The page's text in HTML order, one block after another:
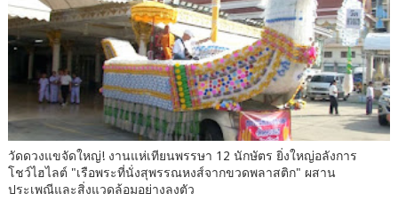
วัดดวงแขจัดใหญ่! งานแห่เทียนพรรษา 12 นักษัตร ยิ่งใหญ่อลังการ
โชว์ไฮไลต์ "เรือพระที่นั่งสุพรรณหงส์จากขวดพลาสติก" ผสาน
ประเพณีและสิ่งแวดล้อมอย่างลงตัว